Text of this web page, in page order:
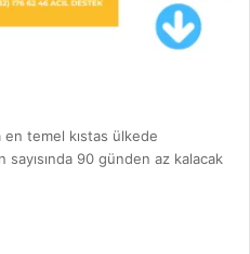
en temel kıstas ülkede
sayısında 90 günden az kalacak